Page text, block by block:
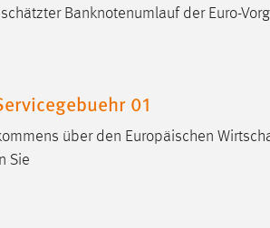
Banknotenumlauf der Euro-
01
über den Europäischen
Sie